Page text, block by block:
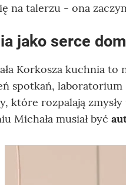
na talerzu - ona
jako serce
Korkosza kuchnia
spotkań,
które rozpalają
Michała musiał być